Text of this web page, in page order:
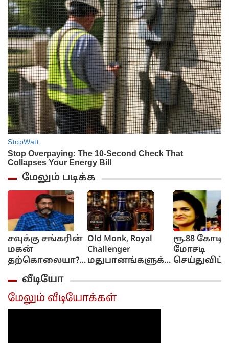
மேலும் படிக்க
சவுக்கு சங்கரின்
மகன்
தற்கொலையா?....
நெட்டிசன்கள்
ஷாக்!...
Old Monk, Royal
Challenger
மதுபானங்களுக்கு
உணவு பாதுகாப்பு
ஆணையம்
அதிரடி.
ரூ.88 கோடி
மோசடி
வீடியோ
மேலும் வீடியோக்கள்